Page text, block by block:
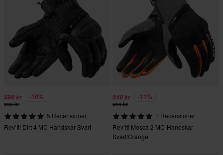
899 kr -10%
999 kr
5 Recensioner
Rev’It! Dirt 4 MC Handskar Svart
549 kr -11%
619 kr
1 Recensioner
Rev’It! Mosca 2 MC-Handskar
Svart/Orange